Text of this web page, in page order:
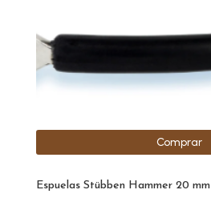
Espuelas Stübben Hammer 20 mm
Comprar